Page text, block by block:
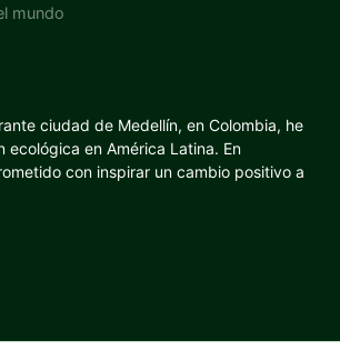
mundo
ciudad de Medellín, en Colombia, he
en América Latina. En
con inspirar un cambio positivo a